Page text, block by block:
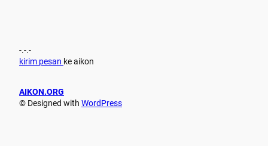
-.-.-
kirim pesan ke aikon
AIKON.ORG
© Designed with WordPress